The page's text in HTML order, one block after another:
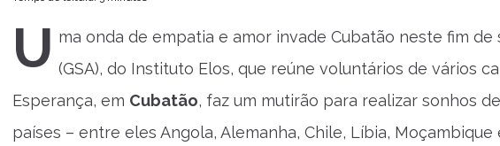
U ma onda de empatia e amor invade Cubatão neste fim de
(GSA), do Instituto Elos, que reúne voluntários de vários
Esperança, em Cubatão, faz um mutirão para realizar sonhos
países – entre eles Angola, Alemanha, Chile, Líbia,